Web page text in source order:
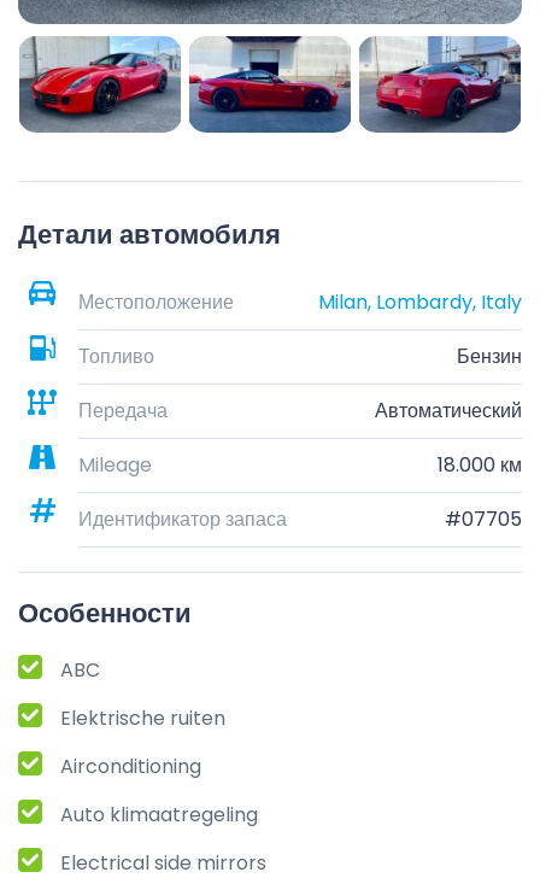
Детали автомобиля
Местоположение
Milan, Lombardy, Italy
Топливо
Бензин
Передача
Автоматический
Mileage
18.000 км
Идентификатор запаса
#07705
Особенности
ABC
Elektrische ruiten
Airconditioning
Auto klimaatregeling
Electrical side mirrors